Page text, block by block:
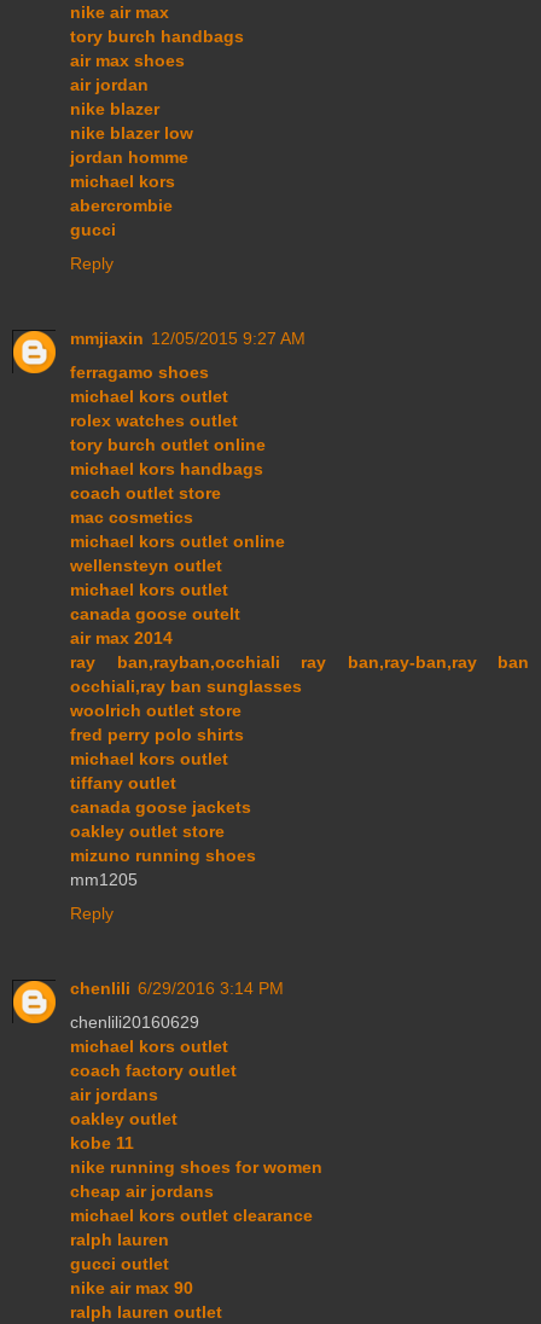
nike air max
tory burch handbags
air max shoes
air jordan
nike blazer
nike blazer low
jordan homme
michael kors
abercrombie
gucci
Reply
mmjiaxin 12/05/2015 9:27 AM
ferragamo shoes
michael kors outlet
rolex watches outlet
tory burch outlet online
michael kors handbags
coach outlet store
mac cosmetics
michael kors outlet online
wellensteyn outlet
michael kors outlet
canada goose outelt
air max 2014
ray ban,rayban,occhiali ray ban,ray-ban,ray ban
occhiali,ray ban sunglasses
woolrich outlet store
fred perry polo shirts
michael kors outlet
tiffany outlet
canada goose jackets
oakley outlet store
mizuno running shoes
mm1205
Reply
chenlili 6/29/2016 3:14 PM
chenlili20160629
michael kors outlet
coach factory outlet
air jordans
oakley outlet
kobe 11
nike running shoes for women
cheap air jordans
michael kors outlet clearance
ralph lauren
gucci outlet
nike air max 90
ralph lauren outlet